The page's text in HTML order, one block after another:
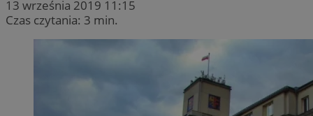
13 września 2019 11:15
Czas czytania: 3 min.